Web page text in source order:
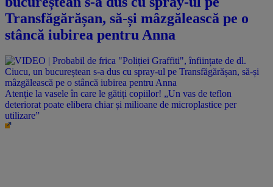
Transfăgărășan, să-și mâzgălească pe o
stâncă iubirea pentru Anna
Atenție la vasele în care le gătiți copiilor! „Un vas de teflon
deteriorat poate elibera chiar și milioane de microplastice per
utilizare”